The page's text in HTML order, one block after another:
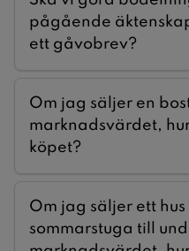
pågående
ett gåvobrev?
Om jag säljer en
marknadsvärdet,
köpet?
Om jag säljer ett hus
sommarstuga till